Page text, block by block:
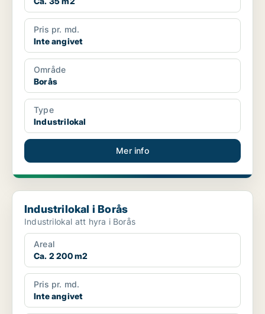
Pris pr. md.
Inte angivet
Område
Borås
Type
Industrilokal
Mer info
Industrilokal i Borås
Industrilokal i Borås
Industrilokal att hyra i Borås
Areal
Ca. 2 200 m2
Pris pr. md.
Inte angivet